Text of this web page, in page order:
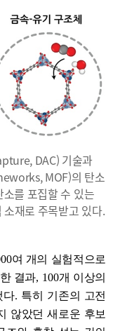
DAC) 기술과
MOF)의 탄소
를 포집할 수 있는
재로 주목받고 있다.
여 개의 실험적으로
결과, 100개 이상의
다. 특히 기존의 고전
않았던 새로운 후보